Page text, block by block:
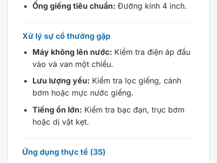
Ống giếng tiêu chuẩn: Đường kính 4 inch.
Xử lý sự cố thường gặp
Máy không lên nước: Kiểm tra điện áp đầu
vào và van một chiều.
Lưu lượng yếu: Kiểm tra lọc giếng, cánh
bơm hoặc mực nước giếng.
Tiếng ồn lớn: Kiểm tra bạc đạn, trục bơm
hoặc dị vật kẹt.
Ứng dụng thực tế (3S)